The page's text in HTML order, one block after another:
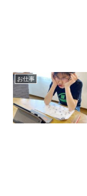
お仕事